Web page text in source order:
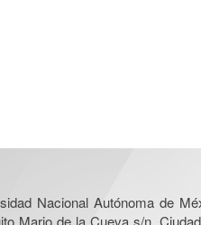
Nacional Autónoma de